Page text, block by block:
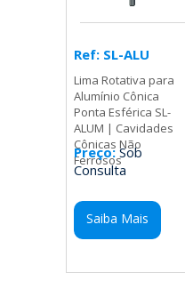
Ref: SL-ALU
Lima Rotativa para
Alumínio Cônica
Ponta Esférica SL-
ALUM | Cavidades
Cônicas Não
Ferrosos
Preço: Sob
Consulta
Saiba Mais